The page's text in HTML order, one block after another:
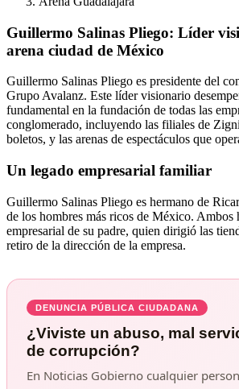
Guillermo Salinas Pliego: Líder
arena ciudad de México
Guillermo Salinas Pliego es presidente del
Grupo Avalanz. Este líder visionario
fundamental en la fundación de todas las
conglomerado, incluyendo las filiales de
boletos, y las arenas de espectáculos que
Un legado empresarial familiar
Guillermo Salinas Pliego es hermano de
de los hombres más ricos de México. Ambos
empresarial de su padre, quien dirigió las
retiro de la dirección de la empresa.
DENUNCIA PÚBLICA CIUDADANA
¿Viviste un abuso, mal
de corrupción?
En Noticias Gobierno cualquier